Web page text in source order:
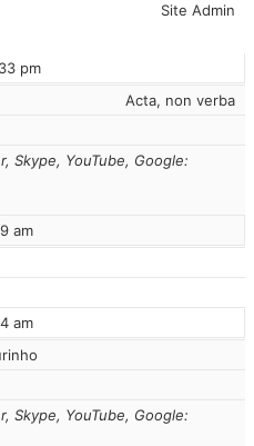
Site Admin
pm
Acta, non verba
Skype, YouTube, Google
am
am
Skype, YouTube, Google